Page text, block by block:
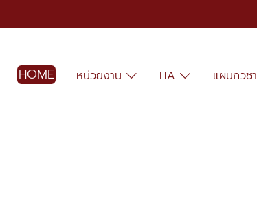
HOME หน่วยงาน ITA แผนกวิชา